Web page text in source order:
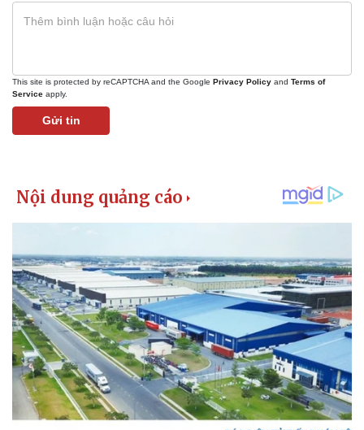
This site is protected by reCAPTCHA and the Google Privacy Policy and Terms of
Service apply.
Gửi tin